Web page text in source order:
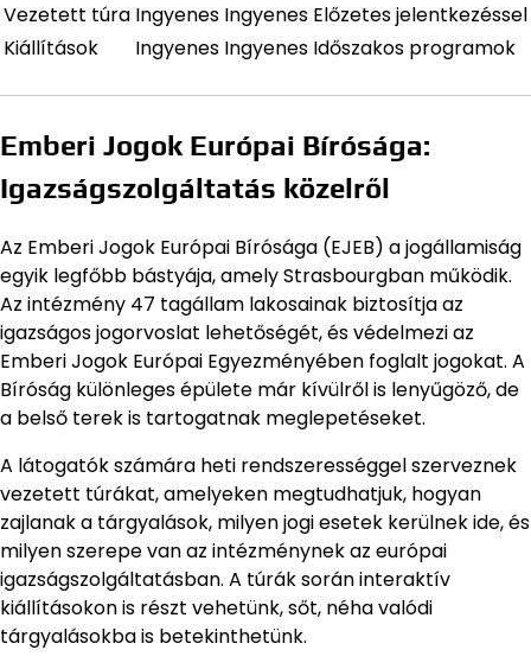
Vezetett túra Ingyenes Ingyenes Előzetes jelentkezéssel
Kiállítások
Ingyenes Ingyenes Időszakos programok
Emberi Jogok Európai Bírósága:
Igazságszolgáltatás közelről
Az Emberi Jogok Európai Bírósága (EJEB) a jogállamiság
egyik legfőbb bástyája, amely Strasbourgban működik.
Az intézmény 47 tagállam lakosainak biztosítja az
igazságos jogorvoslat lehetőségét, és védelmezi az
Emberi Jogok Európai Egyezményében foglalt jogokat. A
Bíróság különleges épülete már kívülről is lenyűgöző, de
a belső terek is tartogatnak meglepetéseket.
A látogatók számára heti rendszerességgel szerveznek
vezetett túrákat, amelyeken megtudhatjuk, hogyan
zajlanak a tárgyalások, milyen jogi esetek kerülnek ide, és
milyen szerepe van az intézménynek az európai
igazságszolgáltatásban. A túrák során interaktív
kiállításokon is részt vehetünk, sőt, néha valódi
tárgyalásokba is betekinthetünk.